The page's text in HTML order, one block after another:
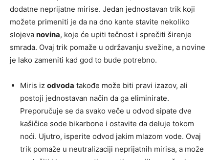
dodatne neprijatne mirise. Jedan jednostavan trik koji
možete primeniti je da na dno kante stavite nekoliko
slojeva novina, koje će upiti tečnost i sprečiti širenje
smrada. Ovaj trik pomaže u održavanju svežine, a novine
je lako zameniti kad god to bude potrebno.
Miris iz odvoda takođe može biti pravi izazov, ali
postoji jednostavan način da ga eliminirate.
Preporučuje se da svako veče u odvod sipate dve
kašičice sode bikarbone i ostavite da deluje tokom
noći. Ujutro, isperite odvod jakim mlazom vode. Ovaj
trik pomaže u neutralizaciji neprijatnih mirisa, a može